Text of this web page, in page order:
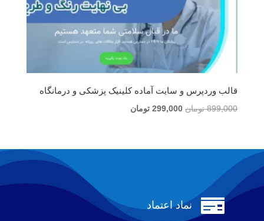
قالب وردپرس و سایت آماده کلینیک پزشکی و درمانگاه
899,000 تومان قیمت
بود.
299,000 تومانقیمت
است.
 نماد اعتماد